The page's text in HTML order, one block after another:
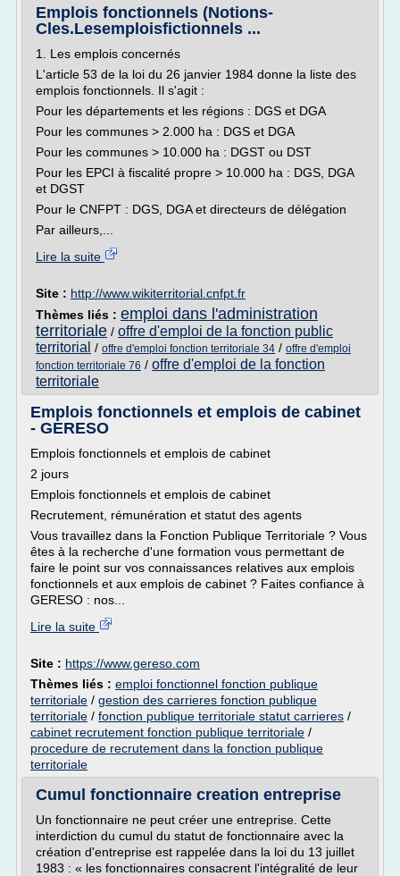
Emplois fonctionnels (Notions-
Cles.Lesemploisfictionnels ...
1. Les emplois concernés
L'article 53 de la loi du 26 janvier 1984 donne la liste des
emplois fonctionnels. Il s'agit :
Pour les départements et les régions : DGS et DGA
Pour les communes > 2.000 ha : DGS et DGA
Pour les communes > 10.000 ha : DGST ou DST
Pour les EPCI à fiscalité propre > 10.000 ha : DGS, DGA
et DGST
Pour le CNFPT : DGS, DGA et directeurs de délégation
Par ailleurs,...
Lire la suite
Site : http://www.wikiterritorial.cnfpt.fr
Thèmes liés : emploi dans l'administration
territoriale / offre d'emploi de la fonction public
territorial / offre d'emploi fonction territoriale 34 / offre d'emploi
fonction territoriale 76 / offre d'emploi de la fonction
territoriale
Emplois fonctionnels et emplois de cabinet
- GERESO
Emplois fonctionnels et emplois de cabinet
2 jours
Emplois fonctionnels et emplois de cabinet
Recrutement, rémunération et statut des agents
Vous travaillez dans la Fonction Publique Territoriale ? Vous
êtes à la recherche d'une formation vous permettant de
faire le point sur vos connaissances relatives aux emplois
fonctionnels et aux emplois de cabinet ? Faites confiance à
GERESO : nos...
Lire la suite
Site : https://www.gereso.com
Thèmes liés : emploi fonctionnel fonction publique
territoriale / gestion des carrieres fonction publique
territoriale / fonction publique territoriale statut carrieres /
cabinet recrutement fonction publique territoriale /
procedure de recrutement dans la fonction publique
territoriale
Cumul fonctionnaire creation entreprise
Un fonctionnaire ne peut créer une entreprise. Cette
interdiction du cumul du statut de fonctionnaire avec la
création d'entreprise est rappelée dans la loi du 13 juillet
1983 : « les fonctionnaires consacrent l'intégralité de leur